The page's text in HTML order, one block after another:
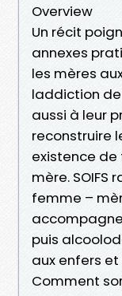
Overview
Un récit
annexes
les mères
laddiction
aussi à leur
reconstruire
existence
mère.
femme –
puis
aux enfers
Comment